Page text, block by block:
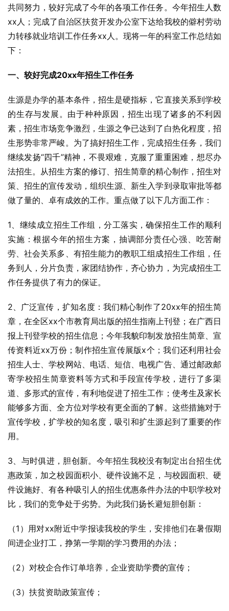
共同努力，较好完成了今年的各项工作任务。今年招生人数
xx人；完成了自治区扶贫开发办公室下达给我校的僻村劳动
力转移就业培训工作任务xx人。现将一年的科室工作总结如
下：
一、较好完成20xx年招生工作任务
生源是办学的基本条件，招生是硬指标，它直接关系到学校
的生存与发展。由于种种原因，招生出现了诸多的不利因
素，招生市场竞争激烈，生源之争已达到了白热化程度，招
生形势非常严峻。为了搞好招生工作，完成招生任务，我们
继续发扬“四千”精神，不畏艰难，克服了重重困难，想尽办
法招生。从招生方案的修订、招生简章的精心制作，招生对
策、招生的宣传发动，组织生源、新生入学到录取审批等都
做了量的、卓有成效的工作。重点做了以下几方面工作：
1、继续成立招生工作组，分工落实，确保招生工作的顺利
实施：根据今年的招生方案，抽调部分责任心强、吃苦耐
劳、社会关系多、有招生能力的教职工组成招生工作组，任
务到人，分片负责，家团结协作，齐心协力，为完成招生工
作任务提供了有力的保证。
2、广泛宣传，扩知名度：我们精心制作了20xx年的招生简
章，在全区xx个市教育局出版的招生指南上刊登；在广西日
报上刊登学校的招生信息；今年我貌印制发放招生简章、宣
传资料近xx万份；制作招生宣传展版x个；我们还利用社会
招生人士、学校网站、电话、短信、电视广告、通过邮政邮
寄学校招生简章资料等方式和手段宣传学校，进行了多渠
道、多形式的宣传，有利地促进了招生工作；使考生及家长
能够多方面、全方位对学校有更全面的了解。这些措施对于
宣传学校，扩学校的知名度，吸引和扩生源起到了重要的作
用。
3、与时俱进，胆创新。今年招生我校没有制定出台招生优
惠政策，加之校园面积小、硬件设施不足，与校园面积、硬
件设施好、有各种吸引人的招生优惠条件办法的中职学校对
比，我们的竞争处于劣势。为此我们扬长避短胆创新：
（1）用对xx附近中学报读我校的学生，安排他们在暑假期
间进企业打工，挣第一学期的学习费用的办法；
（2）对校企合作订单培养，企业资助学费的宣传；
（3）扶贫资助政策宣传；